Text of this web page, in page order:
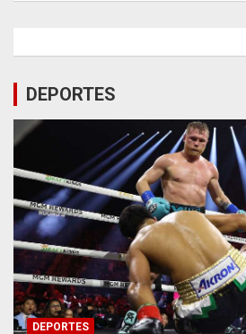
DEPORTES
DEPORTES